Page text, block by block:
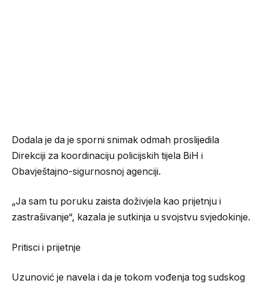
Dodala je da je sporni snimak odmah proslijedila
Direkciji za koordinaciju policijskih tijela BiH i
Obavještajno-sigurnosnoj agenciji.
„Ja sam tu poruku zaista doživjela kao prijetnju i
zastrašivanje“, kazala je sutkinja u svojstvu svjedokinje.
Pritisci i prijetnje
Uzunović je navela i da je tokom vođenja tog sudskog